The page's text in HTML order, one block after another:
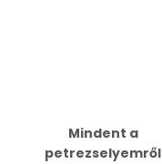
Mindent a
petrezselyemről